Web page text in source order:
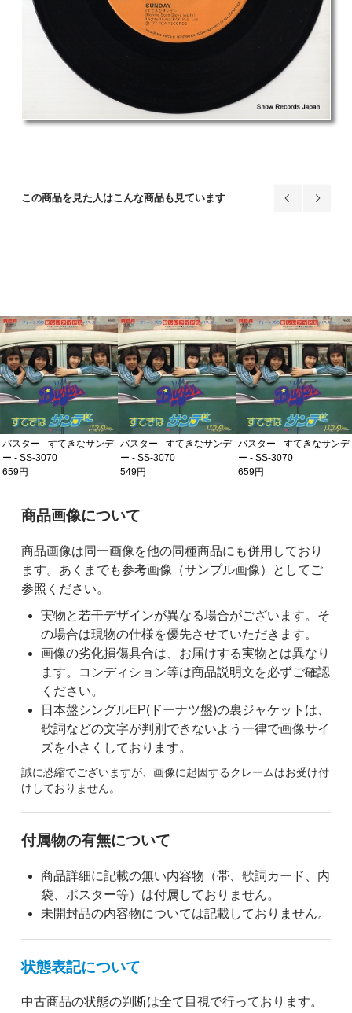
この商品を見た人はこんな商品も見ています
バスター - すてきなサンデ
ー - SS-3070
659円
バスター - すてきなサンデ
ー - SS-3070
549円
バスター - すてきなサンデ
ー - SS-3070
659円
ご購入前の注意事項
商品画像について
商品画像は同一画像を他の同種商品にも併用しており
ます。あくまでも参考画像（サンプル画像）としてご
参照ください。
実物と若干デザインが異なる場合がございます。そ
の場合は現物の仕様を優先させていただきます。
画像の劣化損傷具合は、お届けする実物とは異なり
ます。コンディション等は商品説明文を必ずご確認
ください。
日本盤シングルEP(ドーナツ盤)の裏ジャケットは、
歌詞などの文字が判別できないよう一律で画像サイ
ズを小さくしております。
誠に恐縮でございますが、画像に起因するクレームはお受け付
けしておりません。
付属物の有無について
商品詳細に記載の無い内容物（帯、歌詞カード、内
袋、ポスター等）は付属しておりません。
未開封品の内容物については記載しておりません。
状態表記について
中古商品の状態の判断は全て目視で行っております。